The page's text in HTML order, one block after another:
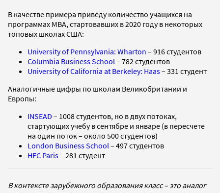
В качестве примера приведу количество учащихся на
программах MBA, стартовавших в 2020 году в некоторых
топовых школах США:
University of Pennsylvania: Wharton – 916 студентов
Сolumbia Business School – 782 студентов
University of California at Berkeley: Haas– 331 студент
Аналогичные цифры по школам Великобритании и
Европы:
INSEAD – 1008 студентов, но в двух потоках,
стартующих учебу в сентябре и январе (в пересчете
на один поток – около 500 студентов)
London Business School – 497 студентов
HEC Paris– 281 студент
В контексте зарубежного образования класс – это аналог